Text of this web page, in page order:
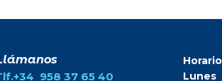
958 37 65 40
Horario
Lunes